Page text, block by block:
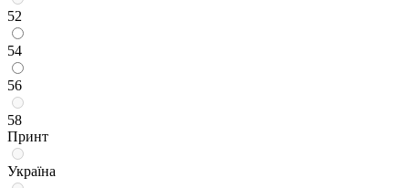
52
54
56
58
Принт
Україна